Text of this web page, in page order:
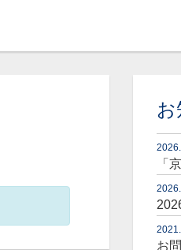
お
お